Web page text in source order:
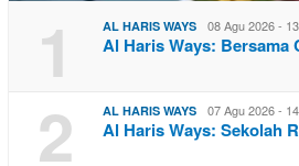
1 AL HARIS WAYS 08 Agu 2026 -
Al Haris Ways: Bersama
2 AL HARIS WAYS 07 Agu 2026 -
Al Haris Ways: Sekolah